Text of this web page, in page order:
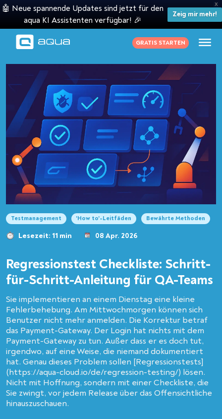
X
🤖 Neue spannende Updates sind jetzt für den
aqua KI Assistenten verfügbar! 🎉
Zeig mir mehr!
GRATIS STARTEN
Testmanagement 'How to'-Leitfäden Bewährte Methoden
Lesezeit: 11 min 08 Apr. 2026
Regressionstest Checkliste: Schritt-
für-Schritt-Anleitung für QA-Teams
Sie implementieren an einem Dienstag eine kleine
Fehlerbehebung. Am Mittwochmorgen können sich
Benutzer nicht mehr anmelden. Die Korrektur betraf
das Payment-Gateway. Der Login hat nichts mit dem
Payment-Gateway zu tun. Außer dass er es doch tut,
irgendwo, auf eine Weise, die niemand dokumentiert
hat. Genau dieses Problem sollen [Regressionstests]
(https://aqua-cloud.io/de/regression-testing/) lösen.
Nicht mit Hoffnung, sondern mit einer Checkliste, die
Sie zwingt, vor jedem Release über das Offensichtliche
hinauszuschauen.